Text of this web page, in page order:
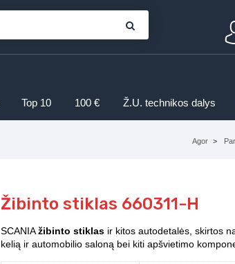
Top 10 100 € Ž.U. technikos dalys
Agor
Žibinto stiklas 660311-H
SCANIAžibinto stiklas ir kitos autodetalės, skirtos
kelią ir automobilio saloną bei kiti apšvietimo